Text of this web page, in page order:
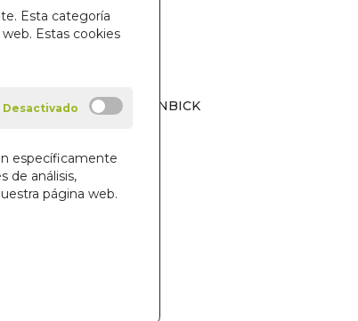
Esta categoría
Estas cookies
específicamente
de análisis,
página web.
DEL
EL
LAHOUSSE Y J. LANGENBICK